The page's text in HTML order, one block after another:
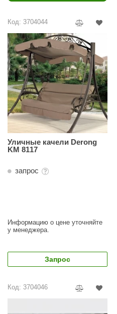
Код: 3704044
Уличные качели Derong
KM 8117
запрос
Информацию о цене уточняйте
у менеджера.
Запрос
Код: 3704046